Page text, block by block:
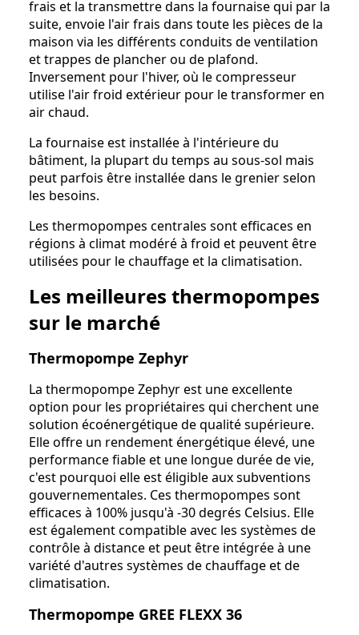
frais et la transmettre dans la fournaise qui par la
suite, envoie l'air frais dans toute les pièces de la
maison via les différents conduits de ventilation
et trappes de plancher ou de plafond.
Inversement pour l'hiver, où le compresseur
utilise l'air froid extérieur pour le transformer en
air chaud.
La fournaise est installée à l'intérieure du
bâtiment, la plupart du temps au sous-sol mais
peut parfois être installée dans le grenier selon
les besoins.
Les thermopompes centrales sont efficaces en
régions à climat modéré à froid et peuvent être
utilisées pour le chauffage et la climatisation.
Les meilleures thermopompes
sur le marché
Thermopompe Zephyr
La thermopompe Zephyr est une excellente
option pour les propriétaires qui cherchent une
solution écoénergétique de qualité supérieure.
Elle offre un rendement énergétique élevé, une
performance fiable et une longue durée de vie,
c'est pourquoi elle est éligible aux subventions
gouvernementales. Ces thermopompes sont
efficaces à 100% jusqu'à -30 degrés Celsius. Elle
est également compatible avec les systèmes de
contrôle à distance et peut être intégrée à une
variété d'autres systèmes de chauffage et de
climatisation.
Thermopompe GREE FLEXX 36